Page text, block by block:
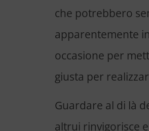
che potrebbero
apparentemente
occasione per
giusta per
Guardare al di là
altrui rinvigorisce